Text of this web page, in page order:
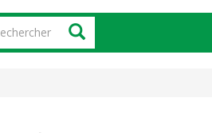
Rechercher